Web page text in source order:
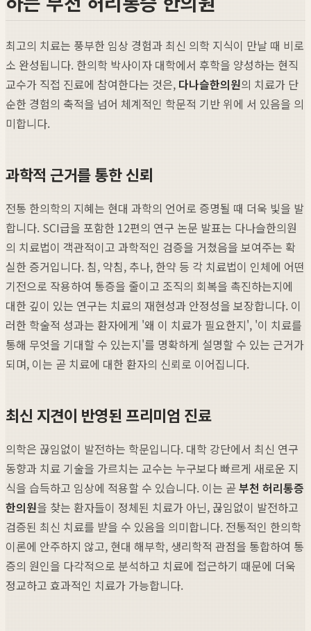
최고의 치료는 풍부한 임상 경험과 최신 의학 지식이 만날 때 비로
소 완성됩니다. 한의학 박사이자 대학에서 후학을 양성하는 현직
교수가 직접 진료에 참여한다는 것은, 다나슬한의원의 치료가 단
순한 경험의 축적을 넘어 체계적인 학문적 기반 위에 서 있음을 의
미합니다.
과학적 근거를 통한 신뢰
전통 한의학의 지혜는 현대 과학의 언어로 증명될 때 더욱 빛을 발
합니다. SCI급을 포함한 12편의 연구 논문 발표는 다나슬한의원
의 치료법이 객관적이고 과학적인 검증을 거쳤음을 보여주는 확
실한 증거입니다. 침, 약침, 추나, 한약 등 각 치료법이 인체에 어떤
기전으로 작용하여 통증을 줄이고 조직의 회복을 촉진하는지에
대한 깊이 있는 연구는 치료의 재현성과 안정성을 보장합니다. 이
러한 학술적 성과는 환자에게 '왜 이 치료가 필요한지', '이 치료를
통해 무엇을 기대할 수 있는지'를 명확하게 설명할 수 있는 근거가
되며, 이는 곧 치료에 대한 환자의 신뢰로 이어집니다.
최신 지견이 반영된 프리미엄 진료
의학은 끊임없이 발전하는 학문입니다. 대학 강단에서 최신 연구
동향과 치료 기술을 가르치는 교수는 누구보다 빠르게 새로운 지
식을 습득하고 임상에 적용할 수 있습니다. 이는 곧부천 허리통증
한의원을 찾는 환자들이 정체된 치료가 아닌, 끊임없이 발전하고
검증된 최신 치료를 받을 수 있음을 의미합니다. 전통적인 한의학
이론에 안주하지 않고, 현대 해부학, 생리학적 관점을 통합하여 통
증의 원인을 다각적으로 분석하고 치료에 접근하기 때문에 더욱
정교하고 효과적인 치료가 가능합니다.